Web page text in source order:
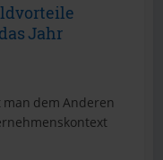
Jahr
dem Anderen